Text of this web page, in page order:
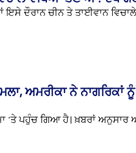
ਦੌਰਾਨ ਚੀਨ ਤੇ ਤਾਈਵਾਨ
ਅਮਰੀਕਾ ਨੇ ਨਾਗਰਿਕਾਂ
'ਤੇ ਪਹੁੰਚ ਗਿਆ ਹੈ। ਖ਼ਬਰਾਂ